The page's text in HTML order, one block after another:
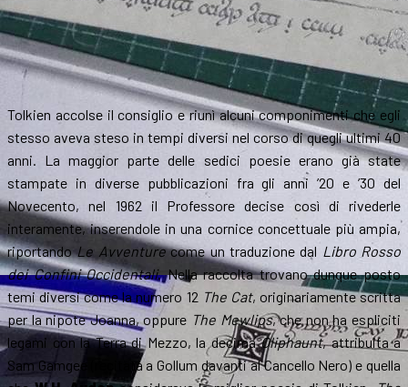
Tolkien accolse il consiglio e riunì alcuni componimenti che egli
stesso aveva steso in tempi diversi nel corso di quegli ultimi 40
anni. La maggior parte delle sedici poesie erano già state
stampate in diverse pubblicazioni fra gli anni ’20 e ’30 del
Novecento, nel 1962 il Professore decise così di rivederle
interamente, inserendole in una cornice concettuale più ampia,
riportandoLe Avventurecome un traduzione dal Libro Rosso
dei Confini Occidentali. Nella raccolta trovano dunque posto
temi diversi come la numero 12 The Cat, originariamente scritta
per la nipote Joanna, oppure The Mewlips, che non ha espliciti
legami con la Terra di Mezzo, la decimaOliphaunt, attribuita a
Sam Gamgee (recitata a Gollum davanti al Cancello Nero) e quella